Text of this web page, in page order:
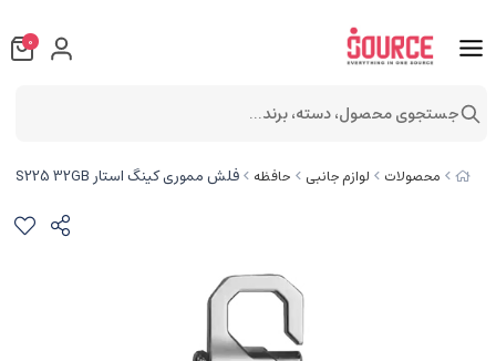
محصولات لوازم جانبی حافظه فلش مموری کینگ استار KS225 32GB
0
جستجوی محصول، دسته، برند...